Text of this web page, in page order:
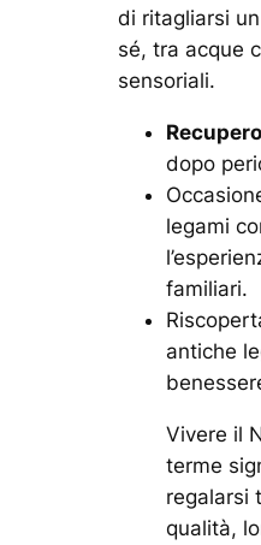
di ritagliarsi
sé, tra acque
sensoriali.
dopo
legami
familiari.
antiche
Vivere il
terme
regalarsi
qualità,